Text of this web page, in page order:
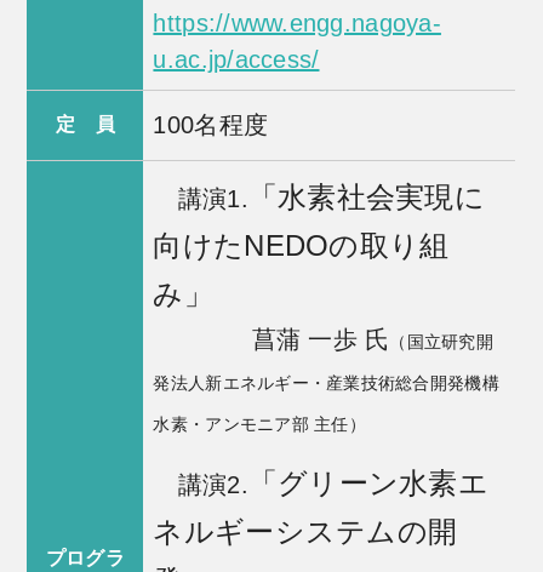
https://www.engg.nagoya-
u.ac.jp/access/
定 員 100名程度
プログラ
講演1.
「水素社会実現に
向けたNEDOの取り組
み」
菖蒲 一歩 氏 （国立研究開
発法人新エネルギー・産業技術総合開発機構
水素・アンモニア部 主任）
講演2.
「グリーン水素エ
ネルギーシステムの開